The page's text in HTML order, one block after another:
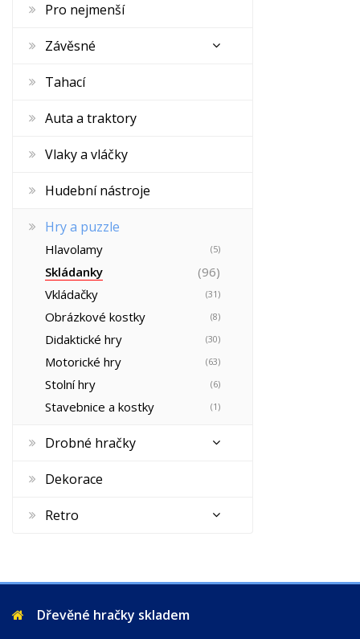
Pro nejmenší
Závěsné
Tahací
Auta a traktory
Vlaky a vláčky
Hudební nástroje
Hry a puzzle
Hlavolamy (5)
Skládanky
(96)
Vkládačky
(31)
Obrázkové kostky (8)
Didaktické hry (30)
Motorické hry (63)
Stolní hry (6)
Stavebnice a kostky (1)
Drobné hračky
Dekorace
Retro
Dřevěné hračky skladem